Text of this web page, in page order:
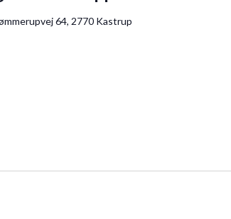
64, 2770 Kastrup